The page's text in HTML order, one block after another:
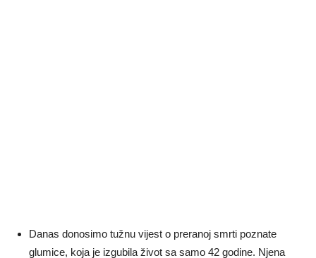
Danas donosimo tužnu vijest o preranoj smrti poznate
glumice, koja je izgubila život sa samo 42 godine. Njena